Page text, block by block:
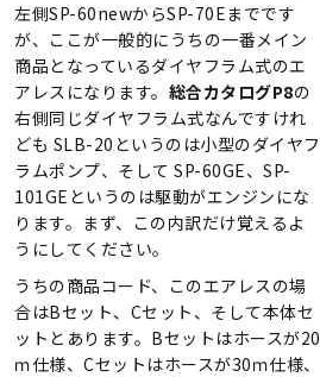
左側SP-60newからSP-70Eまでです
が、ここが一般的にうちの一番メイン
商品となっているダイヤフラム式のエ
アレスになります。 総合カタログP8の
右側同じダイヤフラム式なんですけれ
ども SLB-20というのは小型のダイヤフ
ラムポンプ、そして SP-60GE、SP-
101GEというのは駆動がエンジンにな
ります。まず、この内訳だけ覚えるよ
うにしてください。
うちの商品コード、このエアレスの場
合はBセット、Cセット、そして本体セ
ットとあります。Bセットはホースが20
ｍ仕様、Cセットはホースが30ｍ仕様、